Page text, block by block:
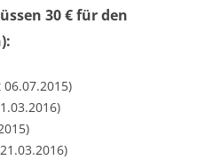
30 € für den